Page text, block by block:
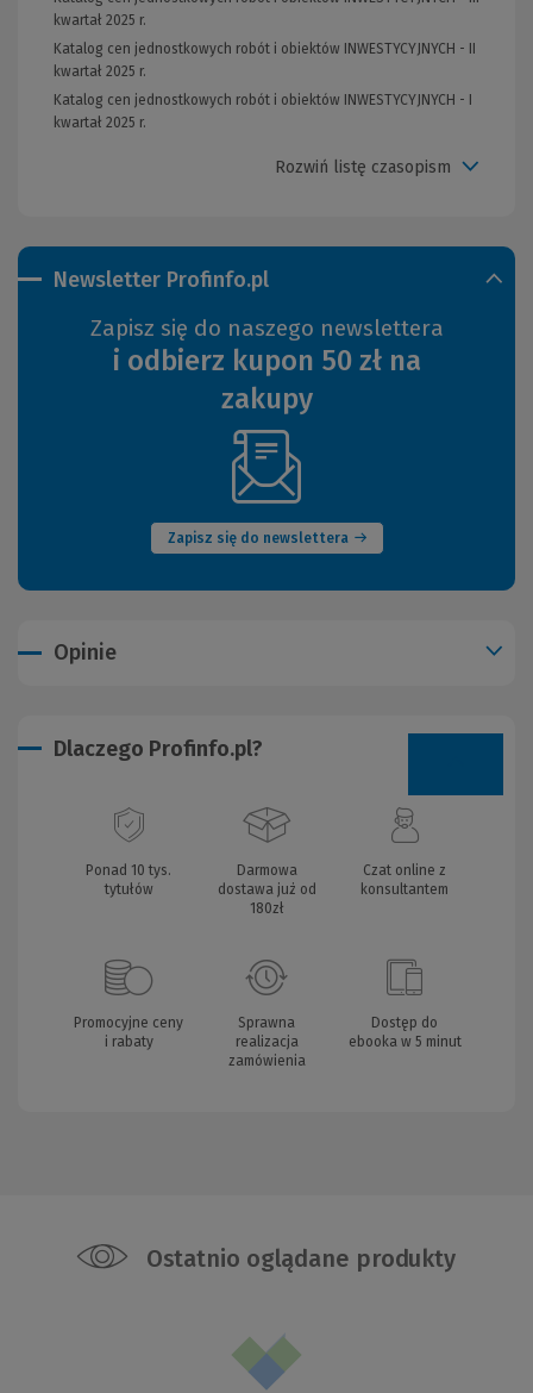
Newsletter Profinfo.pl
Zapisz się do naszego newslettera
i odbierz kupon 50 zł na
zakupy
Zapisz się do newslettera
(Nowe
okno)
kwartał 2025 r.
Katalog cen jednostkowych robót i obiektów INWESTYCYJNYCH - II
kwartał 2025 r.
Katalog cen jednostkowych robót i obiektów INWESTYCYJNYCH - I
kwartał 2025 r.
Rozwiń listę czasopism
Opinie
Dlaczego Profinfo.pl?
Ponad 10 tys.
tytułów
Darmowa
dostawa już od
180zł
Czat online z
konsultantem
Promocyjne ceny
i rabaty
Sprawna
realizacja
zamówienia
Dostęp do
ebooka w 5 minut
Ostatnio oglądane produkty